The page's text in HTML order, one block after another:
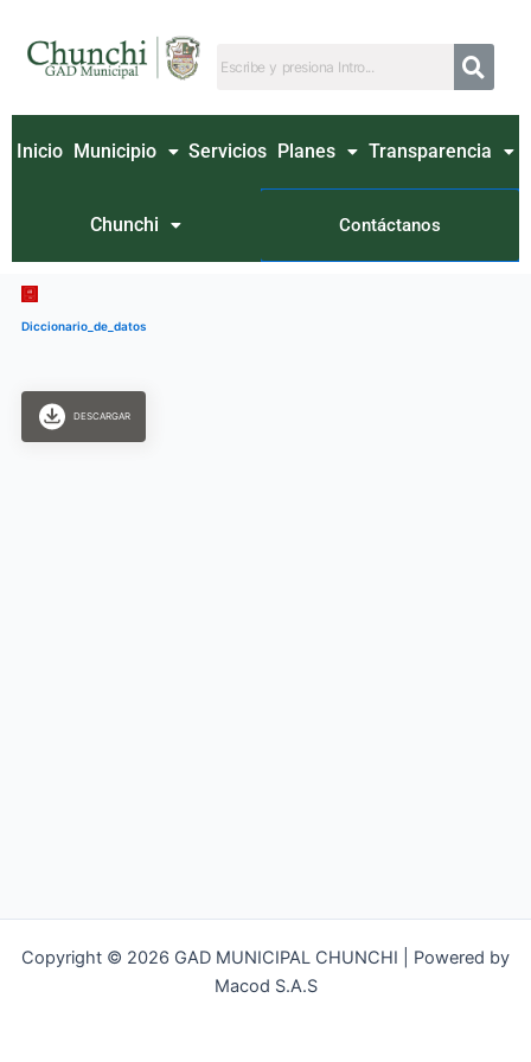
contenido
Inicio Municipio Servicios Planes Transparencia
Chunchi Contáctanos
Diccionario_de_datos
DESCARGAR
Copyright © 2026 GAD MUNICIPAL CHUNCHI | Powered by
Macod S.A.S